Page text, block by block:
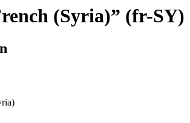
(Syria)” (fr-SY)